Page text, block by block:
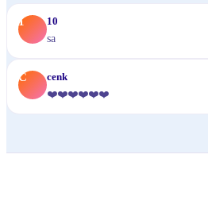
1 10
sa
C cenk
❤️❤️❤️❤️❤️❤️